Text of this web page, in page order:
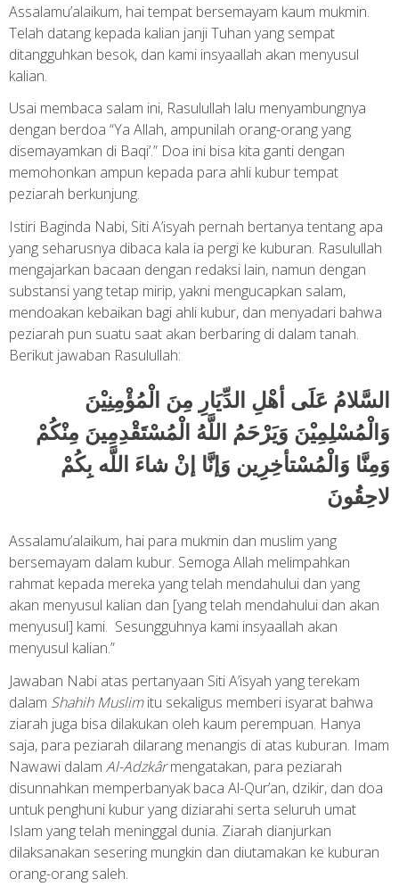
Assalamu’alaikum, hai tempat bersemayam kaum mukmin.
Telah datang kepada kalian janji Tuhan yang sempat
ditangguhkan besok, dan kami insyaallah akan menyusul
kalian.
Usai membaca salam ini, Rasulullah lalu menyambungnya
dengan berdoa “Ya Allah, ampunilah orang-orang yang
disemayamkan di Baqi’.” Doa ini bisa kita ganti dengan
memohonkan ampun kepada para ahli kubur tempat
peziarah berkunjung.
Istiri Baginda Nabi, Siti A’isyah pernah bertanya tentang apa
yang seharusnya dibaca kala ia pergi ke kuburan. Rasulullah
mengajarkan bacaan dengan redaksi lain, namun dengan
substansi yang tetap mirip, yakni mengucapkan salam,
mendoakan kebaikan bagi ahli kubur, dan menyadari bahwa
peziarah pun suatu saat akan berbaring di dalam tanah.
Berikut jawaban Rasulullah:
السَّلامُ عَلَى أهْلِ الدِّيَارِ مِنَ الْمُؤْمِنِيْنَ
وَالْمُسْلِمِيْنَ وَيَرْحَمُ اللَّهُ الْمُسْتَقْدِمِينَ مِنْكُمْ
وَمِنَّا وَالْمُسْتأخِرِين وَإنَّا إنْ شاءَ اللَّه بِكُمْ
لاحِقُونَ
Assalamu’alaikum, hai para mukmin dan muslim yang
bersemayam dalam kubur. Semoga Allah melimpahkan
rahmat kepada mereka yang telah mendahului dan yang
akan menyusul kalian dan [yang telah mendahului dan akan
menyusul] kami. Sesungguhnya kami insyaallah akan
menyusul kalian.”
Jawaban Nabi atas pertanyaan Siti A’isyah yang terekam
dalam Shahih Muslimitu sekaligus memberi isyarat bahwa
ziarah juga bisa dilakukan oleh kaum perempuan. Hanya
saja, para peziarah dilarang menangis di atas kuburan. Imam
Nawawi dalam Al-Adzkârmengatakan, para peziarah
disunnahkan memperbanyak baca Al-Qur’an, dzikir, dan doa
untuk penghuni kubur yang diziarahi serta seluruh umat
Islam yang telah meninggal dunia. Ziarah dianjurkan
dilaksanakan sesering mungkin dan diutamakan ke kuburan
orang-orang saleh.